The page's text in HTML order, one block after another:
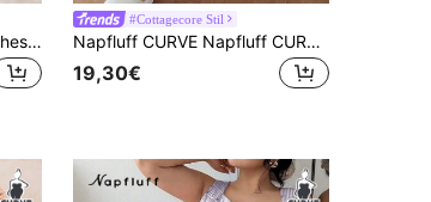
CottageSlumber Romantisches Maxinachthemd in Große Größen mit Ditsy-Blumen-Rüschensaum und breiten Trägern
#Cottagecore Stil
Napfluff CURVE Napfluff CURVE Große Größen Locker Sitzende Nachthemd mit Blumen Rüschensaum, Damen Große Größen Nachtwäsche
19,30€